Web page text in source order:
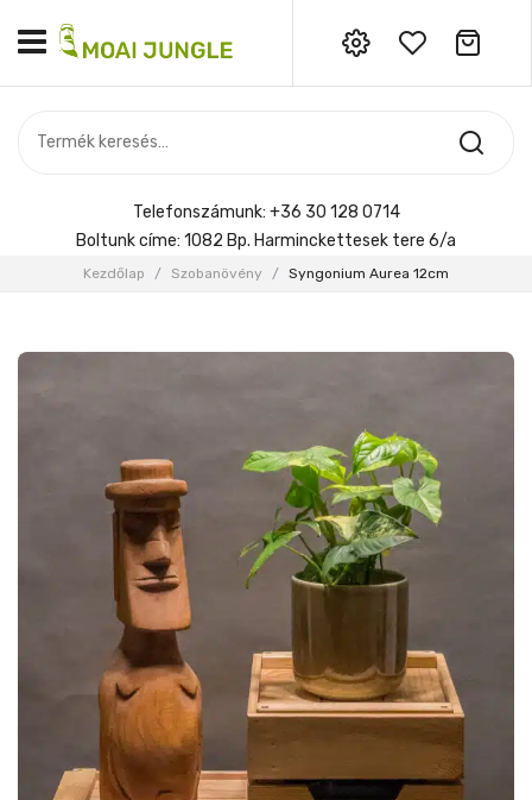
SZOBANÖVÉNY
KIEGÉSZÍTŐK
Menyasszonyi csokor
Telefonszámunk: +36 30 128 0714
Boltunk címe: 1082 Bp. Harminckettesek tere 6/a
Kezdőlap / Szobanövény / Syngonium Aurea 12cm